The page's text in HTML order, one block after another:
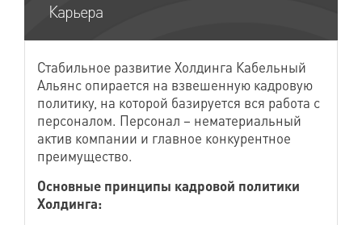
Карьера
Стабильное развитие Холдинга Кабельный
Альянс опирается на взвешенную кадровую
политику, на которой базируется вся работа с
персоналом. Персонал – нематериальный
актив компании и главное конкурентное
преимущество.
Основные принципы кадровой политики
Холдинга: